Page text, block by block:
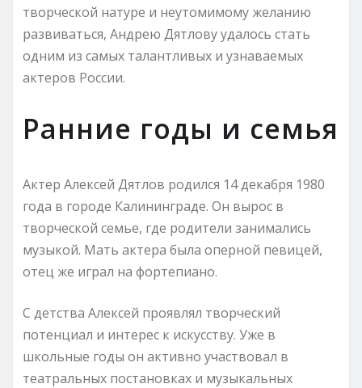
творческой натуре и неутомимому желанию
развиваться, Андрею Дятлову удалось стать
одним из самых талантливых и узнаваемых
актеров России.
Ранние годы и семья
Актер Алексей Дятлов родился 14 декабря 1980
года в городе Калининграде. Он вырос в
творческой семье, где родители занимались
музыкой. Мать актера была оперной певицей,
отец же играл на фортепиано.
С детства Алексей проявлял творческий
потенциал и интерес к искусству. Уже в
школьные годы он активно участвовал в
театральных постановках и музыкальных